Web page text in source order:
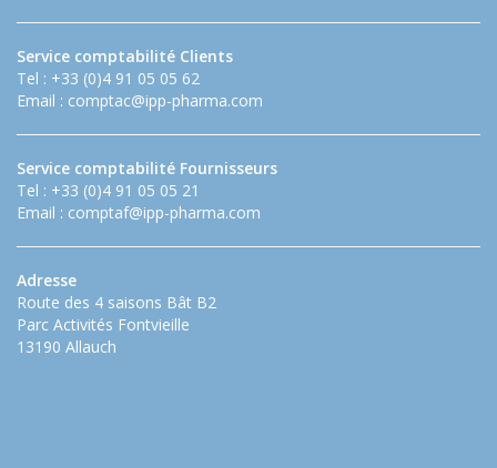
Service comptabilité Clients
Tel : +33 (0)4 91 05 05 62
Email : comptac@ipp-pharma.com
Service comptabilité Fournisseurs
Tel : +33 (0)4 91 05 05 21
Email : comptaf@ipp-pharma.com
Adresse
Route des 4 saisons Bât B2
Parc Activités Fontvieille
13190 Allauch